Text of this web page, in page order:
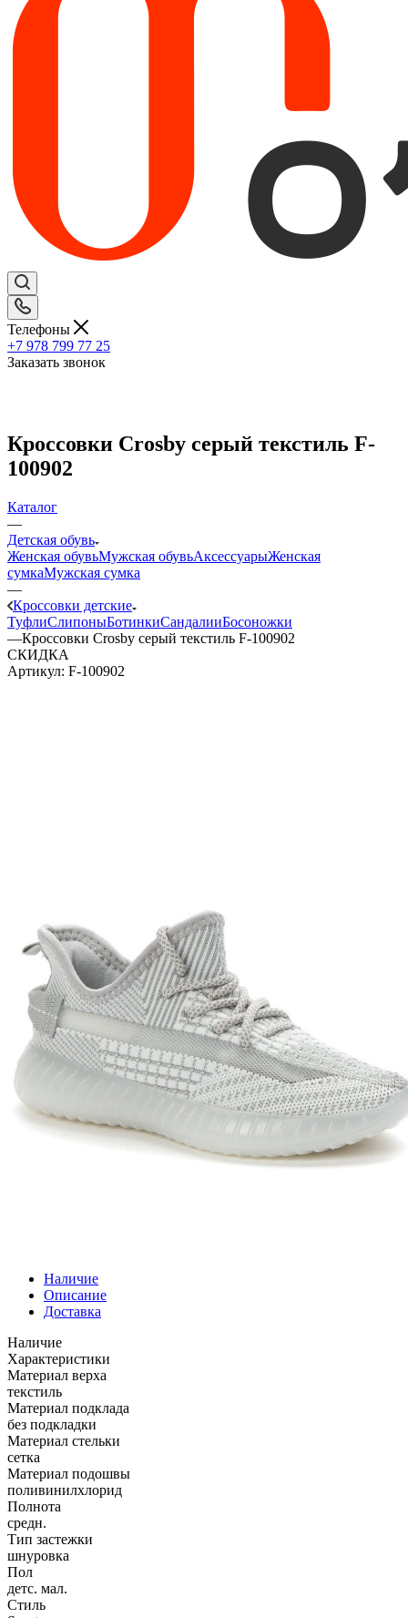
Телефоны
+7 978 799 77 25
Заказать звонок
Кроссовки Crosby серый текстиль F-
100902
Каталог
—
Детская обувь
Женская обувьМужская обувьАксессуарыЖенская
сумкаМужская сумка
—
Кроссовки детские
ТуфлиСлипоныБотинкиСандалииБосоножки
—Кроссовки Crosby серый текстиль F-100902
СКИДКА
Артикул: F-100902
Наличие
Описание
Доставка
Наличие
Характеристики
Материал верха
текстиль
Материал подклада
без подкладки
Материал стельки
сетка
Материал подошвы
поливинилхлорид
Полнота
средн.
Тип застежки
шнуровка
Пол
детс. мал.
Стиль